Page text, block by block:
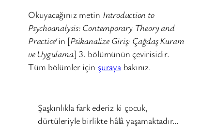
Okuyacağınız metin Introduction to
Psychoanalysis: Contemporary Theory and
Practice‘in [Psikanalize Giriş: Çağdaş Kuram
ve Uygulama] 3. bölümünün çevirisidir.
Tüm bölümler içinşurayabakınız.
Şaşkınlıkla fark ederiz ki çocuk,
dürtüleriyle birlikte hâlâ yaşamaktadır…